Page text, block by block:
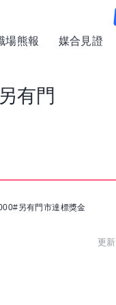
場熊報 媒合見證
有門
另有門市達標獎金
更